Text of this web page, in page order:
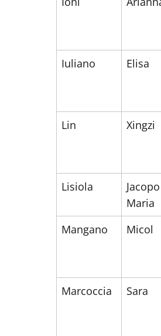
Iuliano Elisa
Lin Xingzi
Lisiola
Jacopo
Maria
Mangano
Micol
Marcoccia Sara